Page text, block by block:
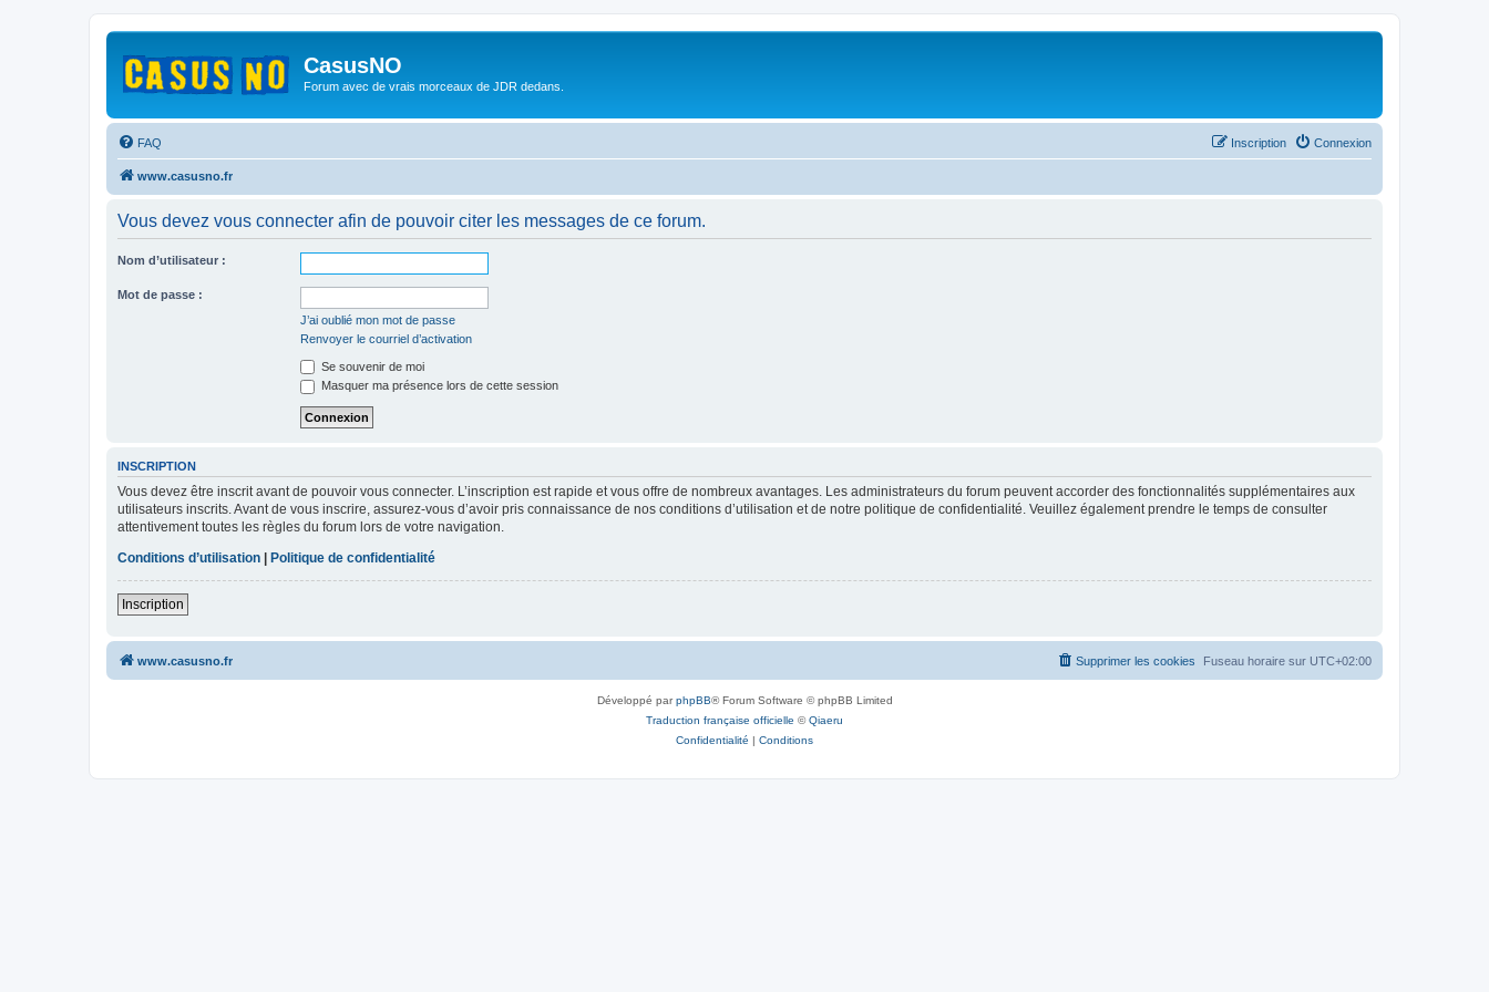
CasusNO
Forum avec de vrais morceaux de JDR dedans.
FAQ Connexion
Inscription
www.casusno.fr
Vous devez vous connecter afin de pouvoir citer les messages de ce forum.
Nom d’utilisateur :
Mot de passe :
J’ai oublié mon mot de passe
Renvoyer le courriel d’activation
Se souvenir de moi
Masquer ma présence lors de cette session
INSCRIPTION
Vous devez être inscrit avant de pouvoir vous connecter. L’inscription est rapide et vous offre de nombreux avantages. Les administrateurs du forum peuvent accorder des fonctionnalités supplémentaires aux
utilisateurs inscrits. Avant de vous inscrire, assurez-vous d’avoir pris connaissance de nos conditions d’utilisation et de notre politique de confidentialité. Veuillez également prendre le temps de consulter
attentivement toutes les règles du forum lors de votre navigation.
Conditions d’utilisation
Politique de confidentialité
Inscription
www.casusno.fr Fuseau horaire sur UTC+02:00
Supprimer les cookies
Développé parphpBB® Forum Software © phpBB Limited
Traduction française officielle ©Qiaeru
Confidentialité | Conditions